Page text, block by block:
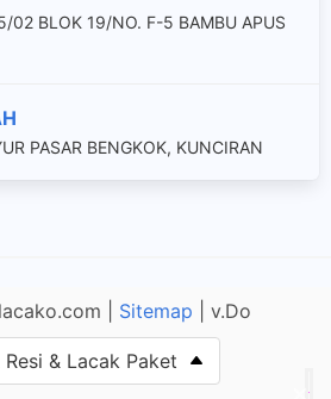
02 BLOK 19/NO. F-5 BAMBU APUS
PASAR BENGKOK, KUNCIRAN
| Sitemap | v.Do
Resi & Lacak Paket